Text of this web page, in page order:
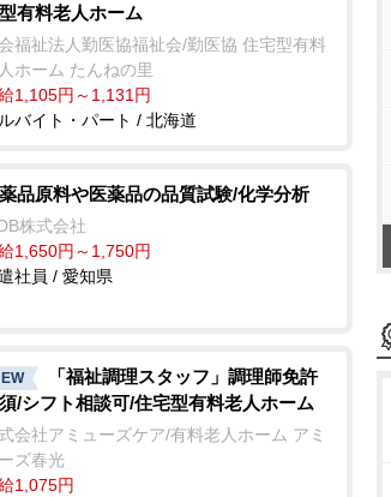
有料老人ホーム
福祉法人勤医協福祉会/勤医協 住宅型有料
ホーム たんねの里
1,105円～1,131円
バイト・パート / 北海道
品原料や医薬品の品質試験/化学分析
株式会社
1,650円～1,750円
社員 / 愛知県
「福祉調理スタッフ」調理師免許
/シフト相談可/住宅型有料老人ホーム
会社アミューズケア/有料老人ホーム アミ
ズ春光
1,075円